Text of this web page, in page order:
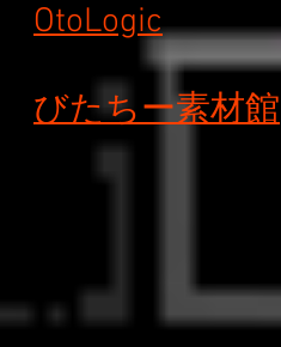
OtoLogic
びたちー素材館